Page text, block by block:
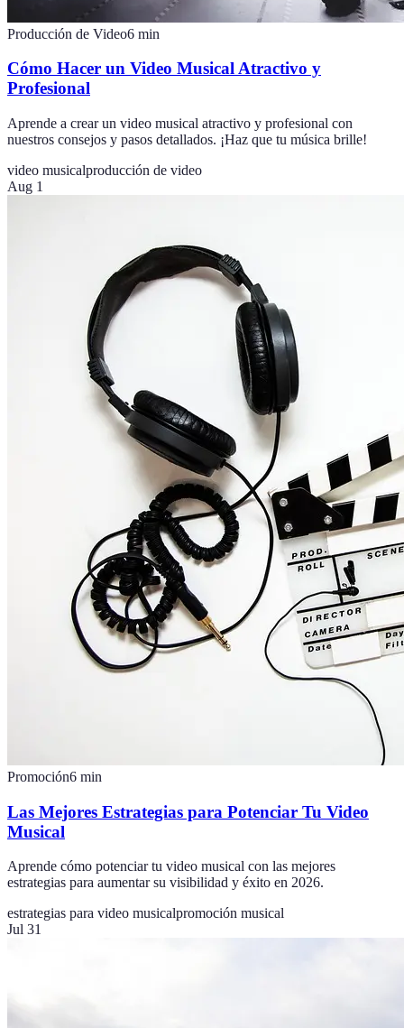
Producción de Video6 min
Cómo Hacer un Video Musical Atractivo y
Profesional
Aprende a crear un video musical atractivo y profesional con
nuestros consejos y pasos detallados. ¡Haz que tu música brille!
video musicalproducción de video
Aug 1
Promoción6 min
Las Mejores Estrategias para Potenciar Tu Video
Musical
Aprende cómo potenciar tu video musical con las mejores
estrategias para aumentar su visibilidad y éxito en 2026.
estrategias para video musicalpromoción musical
Jul 31